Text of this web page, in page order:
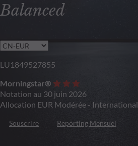
Balanced
LU1849527855
Morningstar®
Notation au 30 juin 2026
Allocation EUR Modérée - International
Souscrire Reporting Mensuel